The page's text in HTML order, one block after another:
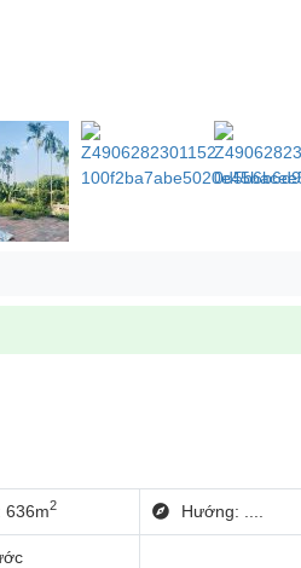
636m2 Hướng: ....